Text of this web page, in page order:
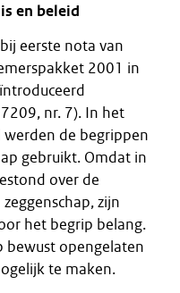
en beleid
eerste nota van
2001 in
nr. 7). In het
de begrippen
gebruikt. Omdat in
over de
zijn
het begrip belang.
bewust opengelaten
te maken.